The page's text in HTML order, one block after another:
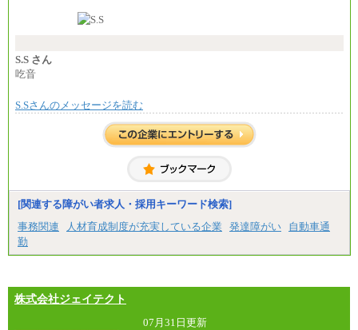
⑲東京：月給202,000 円以上 、京都：月給193,000 円
異なります
※試用期間中も給与に変更はございません。
S.S さん
吃音
S.Sさんのメッセージを読む
[関連する障がい者求人・採用キーワード検索]
事務関連
人材育成制度が充実している企業 発達障がい
自動車通
勤
株式会社ジェイテクト
07月31日更新